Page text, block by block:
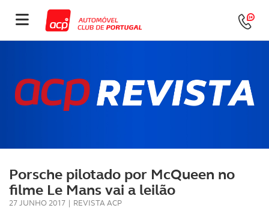
Porsche pilotado por McQueen no
filme Le Mans vai a leilão
27 JUNHO 2017 | REVISTA ACP